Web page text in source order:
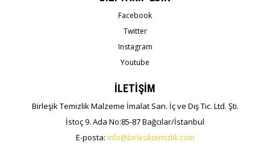
Facebook
Twitter
Instagram
Youtube
İLETİŞİM
Birleşik Temizlik Malzeme İmalat San. İç ve Dış Tic. Ltd. Şti.
İstoç 9. Ada No:85-87 Bağcılar/İstanbul
E-posta: info@birlesiktemizlik.com